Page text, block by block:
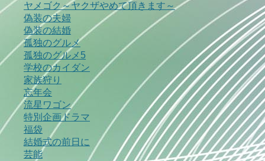
ヤメゴク～ヤクザやめて頂きます～
偽装の夫婦
偽装の結婚
孤独のグルメ
孤独のグルメ5
学校のカイダン
家族狩り
忘年会
流星ワゴン
特別企画ドラマ
福袋
結婚式の前日に
芸能